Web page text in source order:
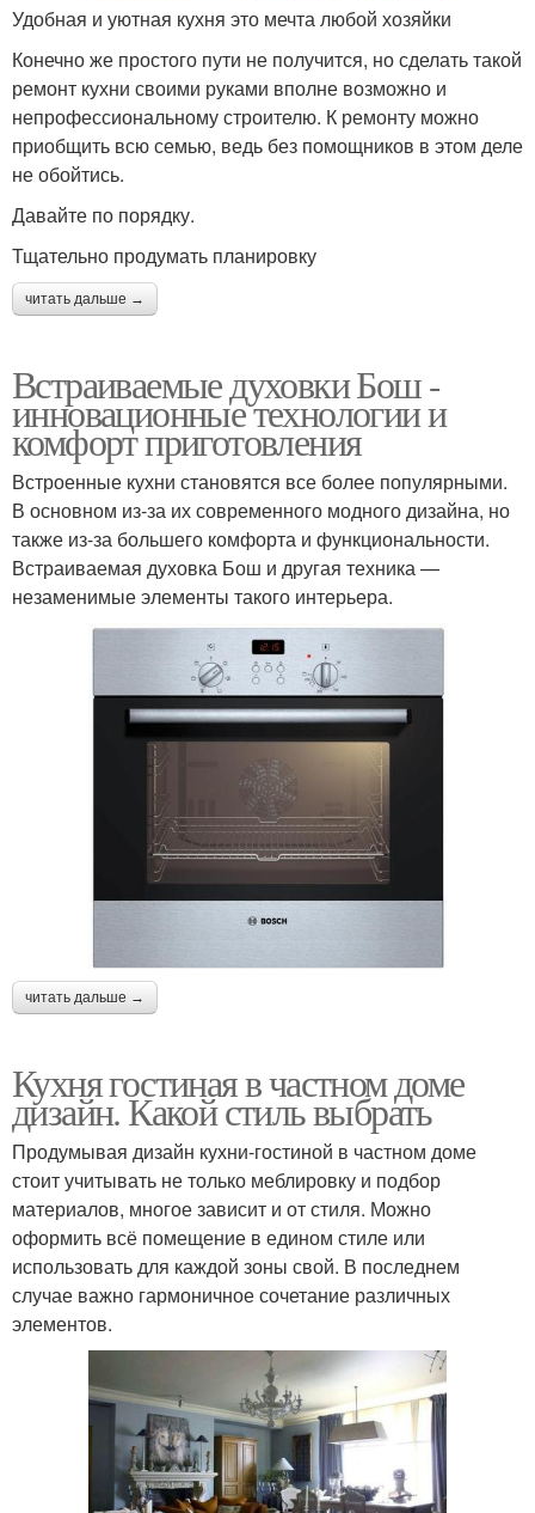
Удобная и уютная кухня это мечта любой хозяйки
Конечно же простого пути не получится, но сделать такой
ремонт кухни своими руками вполне возможно и
непрофессиональному строителю. К ремонту можно
приобщить всю семью, ведь без помощников в этом деле
не обойтись.
Давайте по порядку.
Тщательно продумать планировку
читать дальше →
Встраиваемые духовки Бош -
инновационные технологии и
комфорт приготовления
Встроенные кухни становятся все более популярными.
В основном из-за их современного модного дизайна, но
также из-за большего комфорта и функциональности.
Встраиваемая духовка Бош и другая техника —
незаменимые элементы такого интерьера.
читать дальше →
Кухня гостиная в частном доме
дизайн. Какой стиль выбрать
Продумывая дизайн кухни-гостиной в частном доме
стоит учитывать не только меблировку и подбор
материалов, многое зависит и от стиля. Можно
оформить всё помещение в едином стиле или
использовать для каждой зоны свой. В последнем
случае важно гармоничное сочетание различных
элементов.